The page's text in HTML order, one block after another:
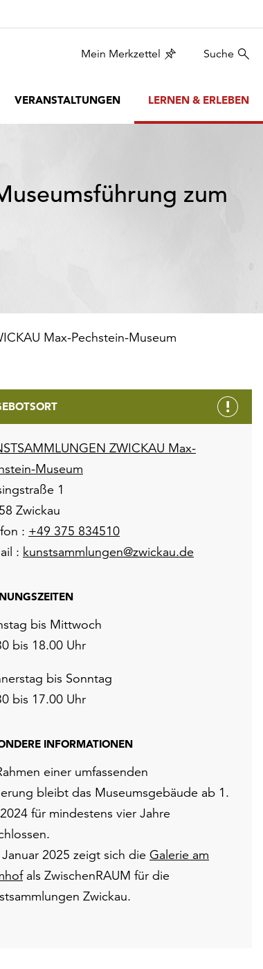
Mein Merkzettel Suche
VERANSTALTUNGEN LERNEN & ERLEBEN
zum
Max-Pechstein-Museum
ZWICKAU Max-
Museum
1
Zwickau
: +49 375 834510
: kunstsammlungen@zwickau.de
bis Mittwoch
bis 18.00 Uhr
bis Sonntag
bis 17.00 Uhr
INFORMATIONEN
einer umfassenden
bleibt das Museumsgebäude ab 1.
für mindestens vier Jahre
Januar 2025 zeigt sich die Galerie am
als ZwischenRAUM für die
Zwickau.